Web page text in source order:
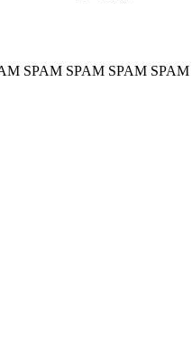
SPAM SPAM SPAM SPAM